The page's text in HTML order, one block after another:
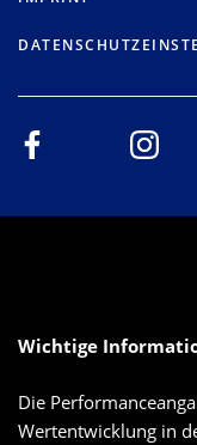
Wichtige
Die
Wertentwicklung in